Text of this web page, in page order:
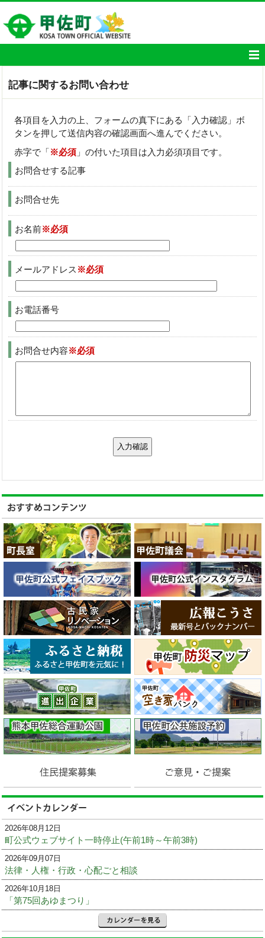
記事に関するお問い合わせ
各項目を入力の上、フォームの真下にある「入力確認」ボ
タンを押して送信内容の確認画面へ進んでください。
赤字で「※必須 」の付いた項目は入力必須項目です。
お問合せする記事
お問合せ先
お名前※必須
メールアドレス ※必須
お電話番号
お問合せ内容※必須
2026年08月12日
町公式ウェブサイト一時停止(午前1時～午前3時)
2026年09月07日
法律・人権・行政・心配ごと相談
2026年10月18日
「第75回あゆまつり」